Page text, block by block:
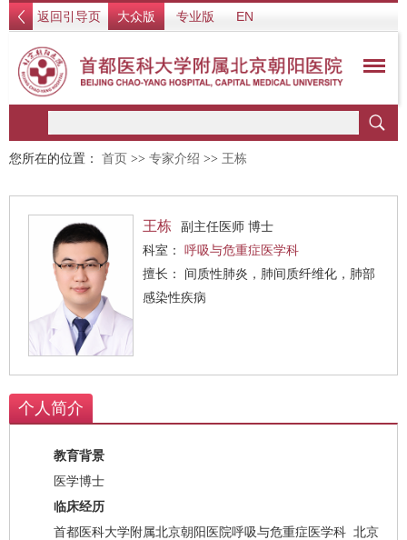
返回引导页 大众版 专业版 EN
您所在的位置： 首页 >> 专家介绍 >> 王栋
王栋
副主任医师 博士
科室： 呼吸与危重症医学科
擅长： 间质性肺炎，肺间质纤维化，肺部
感染性疾病
个人简介
教育背景
医学博士
临床经历
首都医科大学附属北京朝阳医院呼吸与危重症医学科 北京